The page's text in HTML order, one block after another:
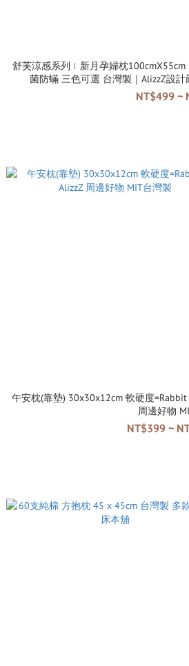
舒芙涼感系列﹝新月孕婦枕
菌防蟎 三色可選 台灣製｜
NT$499 ~
午安枕(靠墊) 30x30x12cm 軟硬度=Rabbit
周邊好物
NT$399 ~